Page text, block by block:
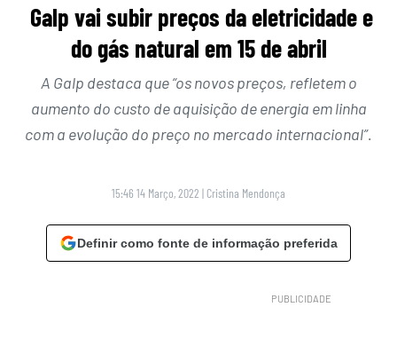
Galp vai subir preços da eletricidade e
do gás natural em 15 de abril
A Galp destaca que “os novos preços, refletem o
aumento do custo de aquisição de energia em linha
com a evolução do preço no mercado internacional”.
15:46 14 Março, 2022 | Cristina Mendonça
Definir como fonte de informação preferida